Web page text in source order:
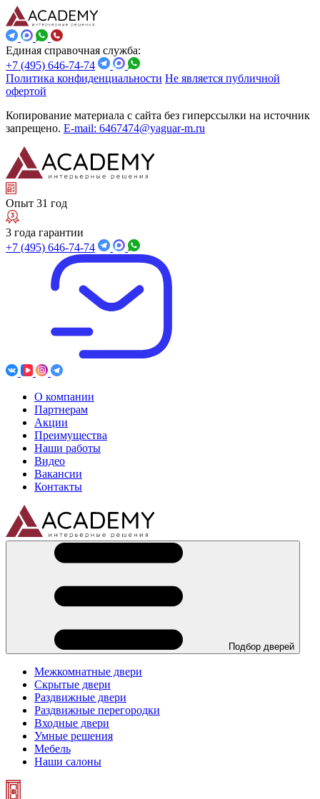
Единая справочная служба:
+7 (495) 646-74-74
Политика конфиденциальности Не является публичной
офертой
Копирование материала с сайта без гиперссылки на источник
запрещено. E-mail: 6467474@yaguar-m.ru
Опыт 31 год
3 года гарантии
+7 (495) 646-74-74
О компании
Партнерам
Акции
Преимущества
Наши работы
Видео
Вакансии
Контакты
Подбор дверей
Межкомнатные двери
Скрытые двери
Раздвижные двери
Раздвижные перегородки
Входные двери
Умные решения
Мебель
Наши салоны